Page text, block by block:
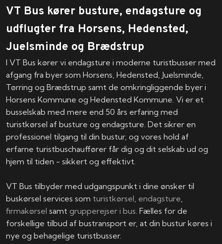
VT Bus kører busture, endagsture og
udflugter fra Horsens, Hedensted,
Juelsminde og Brædstrup
I VT Bus kører vi endagsture i moderne turistbusser med
afgang fra byer som Horsens, Hedensted, Juelsminde,
Tørring og Brædstrup samt de omkringliggende byer i
Horsens Kommune og Hedensted Kommune. Vi er et
busselskab med mere end 50 års erfaring med
turistkørsel af busture og endagsture. Det sikrer en
professionel tilgang til din bustur, og vores hold af
erfarne turistbuschauffører får dig og dit selskab ud og
hjem til tiden - sikkert og effektivt.
VT Bus tilbyder med udgangspunkt i dine ønsker til
buskørsel services som turistkørsel, endagsture,
firmakørsel samtgrupperejser i bus. Fælles for de
forskellige tilbud af bustransport er, at din bustur køres i
nye og behagelige turistbusser.